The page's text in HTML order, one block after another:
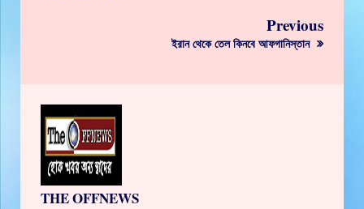
Previous
ইরান থেকে তেল কিনবে আফগানিস্তান
THE OFFNEWS